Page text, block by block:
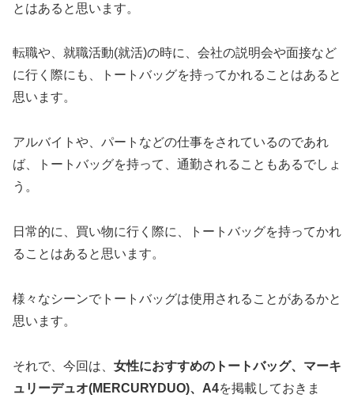
とはあると思います。
転職や、就職活動(就活)の時に、会社の説明会や面接など
に行く際にも、トートバッグを持ってかれることはあると
思います。
アルバイトや、パートなどの仕事をされているのであれ
ば、トートバッグを持って、通勤されることもあるでしょ
う。
日常的に、買い物に行く際に、トートバッグを持ってかれ
ることはあると思います。
様々なシーンでトートバッグは使用されることがあるかと
思います。
それで、今回は、 女性におすすめのトートバッグ、マーキ
ュリーデュオ(MERCURYDUO)、A4を掲載しておきま